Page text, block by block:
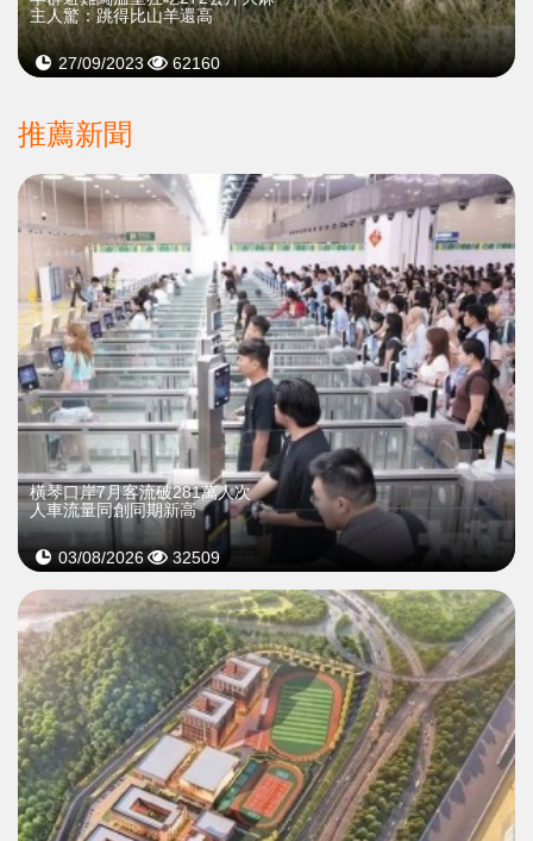
主人驚：跳得比山羊還高
27/09/2023 62160
推薦新聞
橫琴口岸7月客流破281萬人次
人車流量同創同期新高
03/08/2026 32509